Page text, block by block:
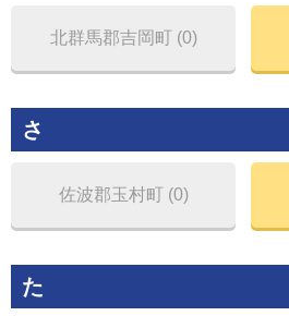
北群馬郡吉岡町 (0)
さ
佐波郡玉村町 (0)
た